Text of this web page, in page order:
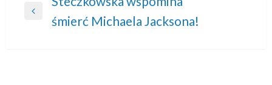
wpisu
Previousśmierć Michaela Jacksona!